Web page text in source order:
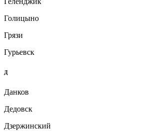
Голицыно
Грязи
Гурьевск
Д
Данков
Дедовск
Дзержинский